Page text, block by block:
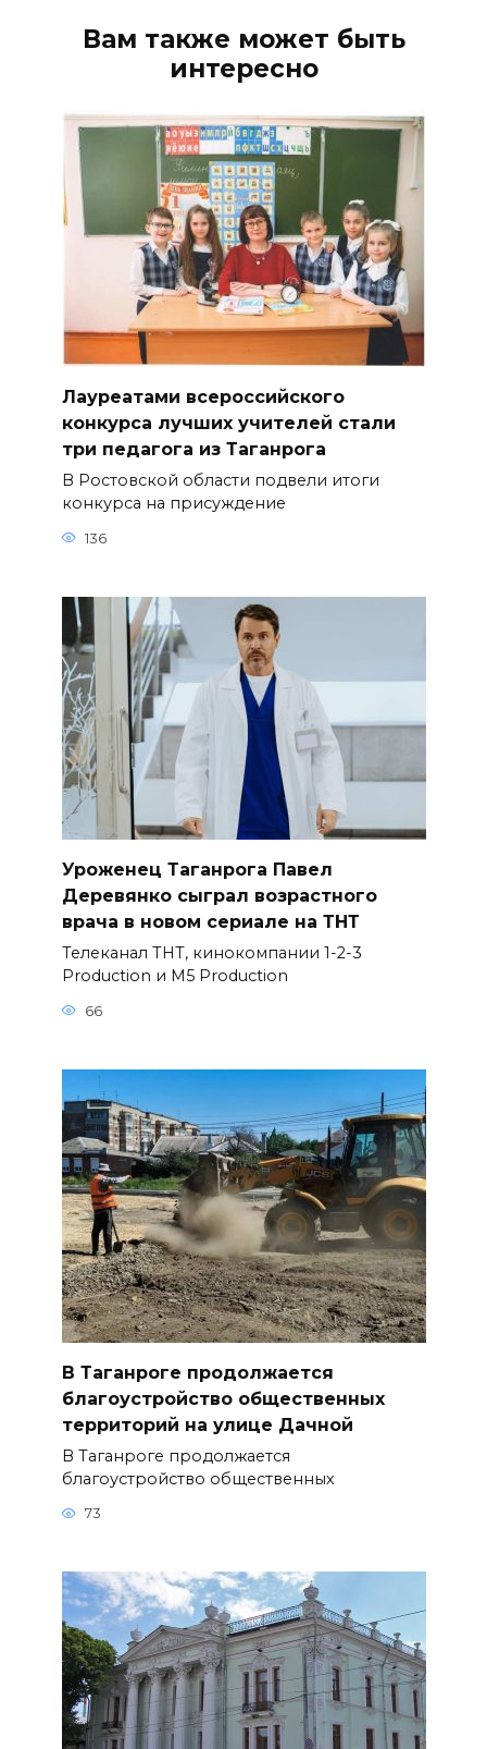
Вам также может быть
интересно
Лауреатами всероссийского
конкурса лучших учителей стали
три педагога из Таганрога
В Ростовской области подвели итоги
конкурса на присуждение
136
Уроженец Таганрога Павел
Деревянко сыграл возрастного
врача в новом сериале на ТНТ
Телеканал ТНТ, кинокомпании 1-2-3
Production и M5 Production
66
В Таганроге продолжается
благоустройство общественных
территорий на улице Дачной
В Таганроге продолжается
благоустройство общественных
73